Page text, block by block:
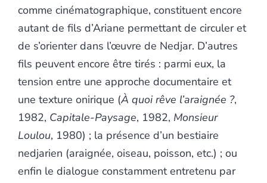
comme cinématographique, constituent encore
autant de fils d’Ariane permettant de circuler et
de s’orienter dans l’œuvre de Nedjar. D’autres
fils peuvent encore être tirés : parmi eux, la
tension entre une approche documentaire et
une texture onirique (À quoi rêve l’araignée ?,
1982, Capitale-Paysage, 1982, Monsieur
Loulou, 1980) ; la présence d’un bestiaire
nedjarien (araignée, oiseau, poisson, etc.) ; ou
enfin le dialogue constamment entretenu par